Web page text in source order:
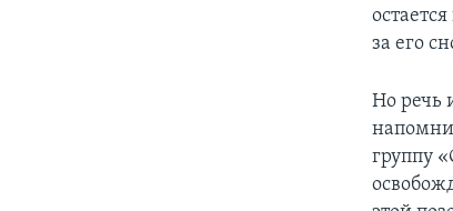
за его
Но речь
группу